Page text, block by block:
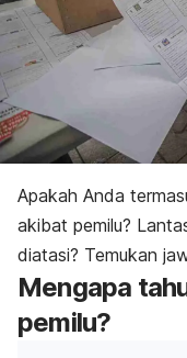
Apakah Anda
akibat pemilu?
diatasi? Temukan
Mengapa
pemilu?